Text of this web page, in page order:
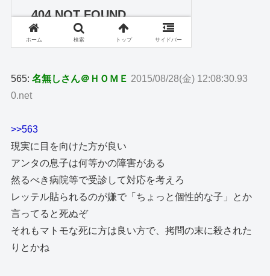
565:名無しさん＠ＨＯＭＥ 2015/08/28(金) 12:08:30.93
0.net
>>563
現実に目を向けた方が良い
アンタの息子は何等かの障害がある
然るべき病院等で受診して対応を考えろ
レッテル貼られるのが嫌で「ちょっと個性的な子」とか
言ってると死ぬぞ
それもマトモな死に方は良い方で、拷問の末に殺された
りとかね